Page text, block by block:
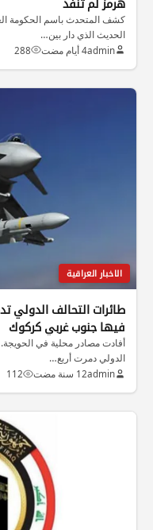
كشف المتحدث باسم الحكومة
الحديث الذي دار بين…
admin4 أيام مضت 288
الاخبار العراقية
طائرات التحالف الدولي
فيها جنوب غربي كركوك
أفادت مصادر محلية في
الدولي دمرت أربع…
admin12 سنة مضت 112